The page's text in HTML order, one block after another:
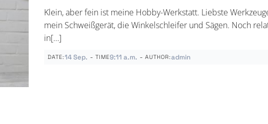
Klein, aber fein ist meine Hobby-Werkstatt. Liebste
mein Schweißgerät, die Winkelschleifer und Sägen. Noch
in[…]
DATE:14 Sep. - TIME9:11 a.m. - AUTHOR:admin